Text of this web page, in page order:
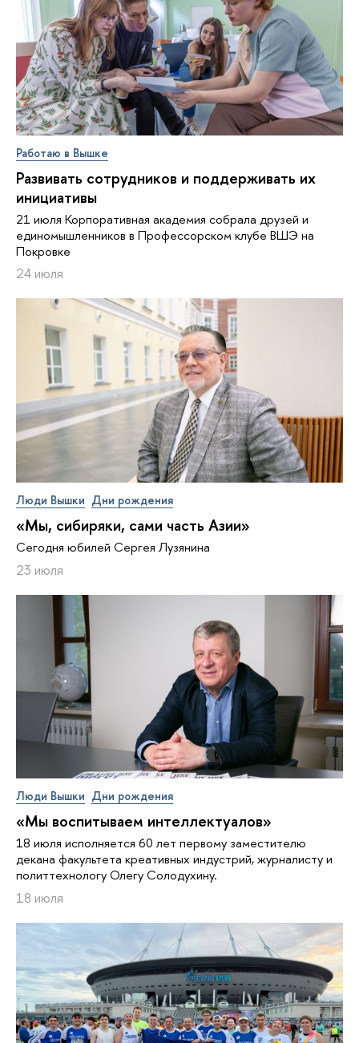
Работаю в Вышке
Развивать сотрудников и поддерживать их
инициативы
21 июля Корпоративная академия собрала друзей и
единомышленников в Профессорском клубе ВШЭ на
Покровке
24 июля
Люди Вышки Дни рождения
«Мы, сибиряки, сами часть Азии»
Сегодня юбилей Сергея Лузянина
23 июля
Люди Вышки Дни рождения
«Мы воспитываем интеллектуалов»
18 июля исполняется 60 лет первому заместителю
декана факультета креативных индустрий, журналисту и
политтехнологу Олегу Солодухину.
18 июля